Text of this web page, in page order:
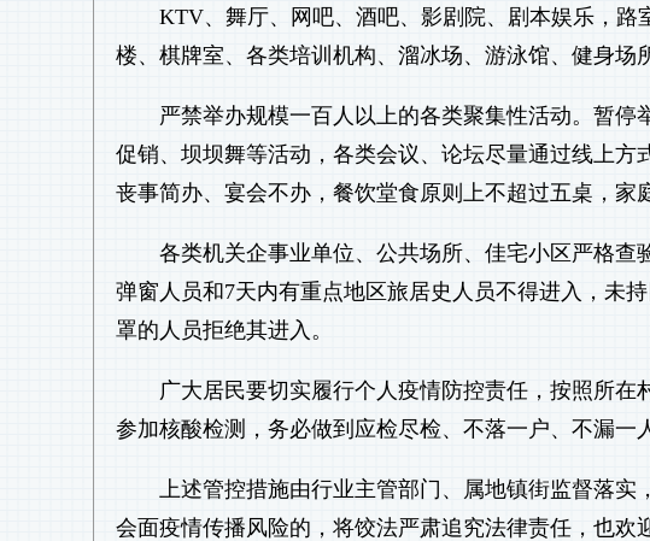
KTV、舞厅、网吧、酒吧、影剧院、剧本娱乐，
楼、棋牌室、各类培训机构、溜冰场、游泳馆、健身场
严禁举办规模一百人以上的各类聚集性活动。暂
促销、坝坝舞等活动，各类会议、论坛尽量通过线上方
丧事简办、宴会不办，餐饮堂食原则上不超过五桌，家
各类机关企事业单位、公共场所、佳宅小区严格查
弹窗人员和7天内有重点地区旅居史人员不得进入，未
罩的人员拒绝其进入。
广大居民要切实履行个人疫情防控责任，按照所
参加核酸检测，务必做到应检尽检、不落一户、不漏一
上述管控措施由行业主管部门、属地镇街监督落
会面疫情传播风险的，将饺法严肃追究法律责任，也欢